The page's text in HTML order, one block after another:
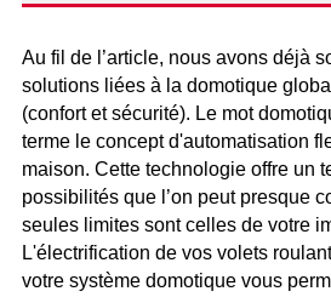
Au fil de l’article, nous avons déjà
solutions liées à la domotique
(confort et sécurité). Le mot
terme le concept d'automatisation
maison. Cette technologie offre un
possibilités que l’on peut presque
seules limites sont celles de votre
L'électrification de vos volets
votre système domotique vous